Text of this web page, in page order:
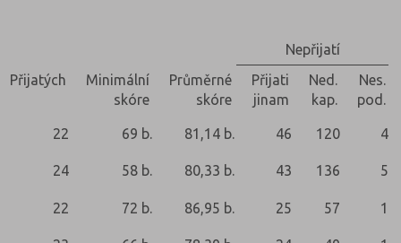
Nepřijatí
Přijatých
Minimální
skóre
Průměrné
skóre
Přijati
jinam
Ned.
kap.
Nes.
pod.
22 69 b. 81,14 b. 46 120 4
24 58 b. 80,33 b. 43 136 5
22 72 b. 86,95 b. 25 57 1